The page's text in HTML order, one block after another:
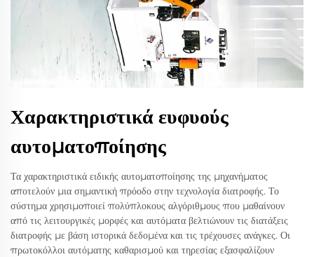
Χαρακτηριστικά ευφυούς
αυτοματοποίησης
Τα χαρακτηριστικά ειδικής αυτοματοποίησης της μηχανήματος
αποτελούν μια σημαντική πρόοδο στην τεχνολογία διατροφής. Το
σύστημα χρησιμοποιεί πολύπλοκους αλγόριθμους που μαθαίνουν
από τις λειτουργικές μορφές και αυτόματα βελτιώνουν τις διατάξεις
διατροφής με βάση ιστορικά δεδομένα και τις τρέχουσες ανάγκες. Οι
πρωτοκόλλοι αυτόματης καθαρισμού και τηρεσίας εξασφαλίζουν